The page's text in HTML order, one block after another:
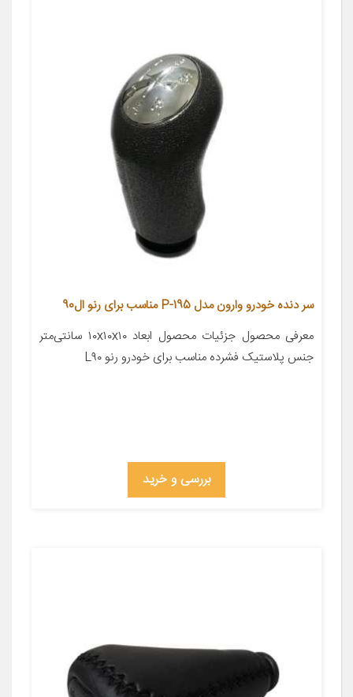
سر دنده خودرو وارون مدل P-195 مناسب برای رنو ال90
معرفی محصول جزئیات محصول ابعاد ۱۰x۱۰x۱۰ سانتی‌متر
جنس پلاستیک فشرده مناسب برای خودرو رنو L۹۰
بررسی و خرید